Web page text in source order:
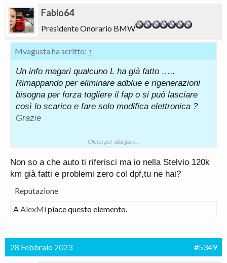
Fabio64
Presidente Onorario BMW
Mvagusta ha scritto: ↑
Un info magari qualcuno L ha già fatto …..
Rimappando per eliminare adblue e rigenerazioni
bisogna per forza togliere il fap o si può lasciare
così lo scarico e fare solo modifica elettronica ?
Grazie
PS astenersi benpensanti avvocati del popolo e
Clicca per allargare...
Non so a che auto ti riferisci ma io nella Stelvio 120k
km già fatti e problemi zero col dpf,tu ne hai?
Reputazione
AAlexMipiace questo elemento.
28 Febbraio 2023 #5349